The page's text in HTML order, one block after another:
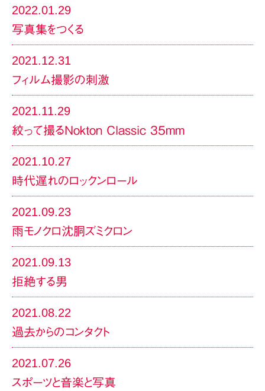
2022.01.29
写真集をつくる
2021.12.31
フィルム撮影の刺激
2021.11.29
絞って撮るNokton Classic 35mm
2021.10.27
時代遅れのロックンロール
2021.09.23
雨モノクロ沈胴ズミクロン
2021.09.13
拒絶する男
2021.08.22
過去からのコンタクト
2021.07.26
スポーツと音楽と写真